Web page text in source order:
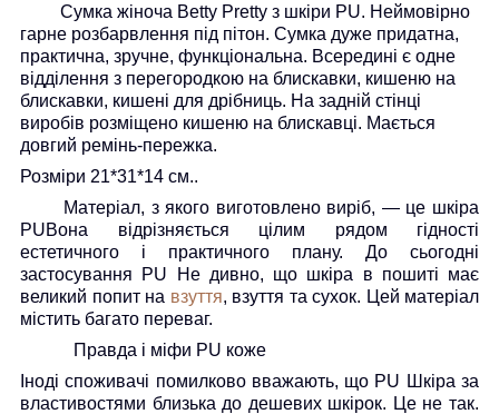
Сумка жіноча Betty Pretty з шкіри PU. Неймовірно
гарне розбарвлення під пітон. Сумка дуже придатна,
практична, зручне, функціональна. Всередині є одне
відділення з перегородкою на блискавки, кишеню на
блискавки, кишені для дрібниць. На задній стінці
виробів розміщено кишеню на блискавці. Мається
довгий ремінь-пережка.
Розміри 21*31*14 см..
Матеріал, з якого виготовлено виріб, — це шкіра
PUВона відрізняється цілим рядом гідності
естетичного і практичного плану. До сьогодні
застосування
PU Не дивно, що шкіра в пошиті має
великий попит на взуття, взуття та сухок. Цей матеріал
містить багато переваг.
Правда і міфи PU коже
Іноді споживачі помилково вважають, що PU Шкіра за
властивостями близька до дешевих шкірок. Це не так.